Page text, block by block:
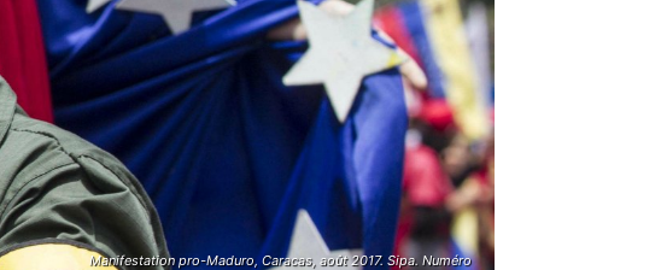
Manifestation pro-Maduro, Caracas, août 2017. Sipa. Numéro